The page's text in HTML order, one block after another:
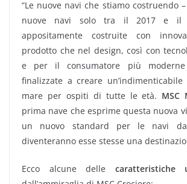
“Le nuove navi che stiamo costruendo
nuove navi solo tra il 2017 e il
appositamente costruite con
prodotto che nel design, così con
e per il consumatore più
finalizzate a creare un’indimenticabile
mare per ospiti di tutte le età. MSC
prima nave che esprime questa nuova
un nuovo standard per le navi
diventeranno esse stesse una
Ecco alcune delle caratteristiche